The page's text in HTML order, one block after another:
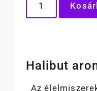
Halibut
Az